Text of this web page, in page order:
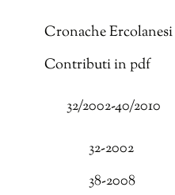
Cronache Ercolanesi
Contributi in pdf
32/2002-40/2010
32-2002
38-2008